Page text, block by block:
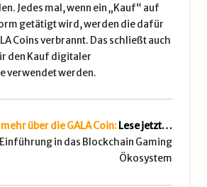
Jedes mal, wenn ein „Kauf“ auf
getätigt wird, werden die dafür
Coins verbrannt. Das schließt auch
den Kauf digitaler
verwendet werden.
mehr über die GALA Coin: Lese jetzt…
Einführung in das Blockchain Gaming
Ökosystem